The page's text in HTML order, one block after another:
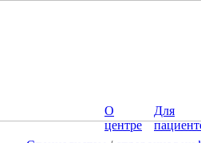
О
центре
Для